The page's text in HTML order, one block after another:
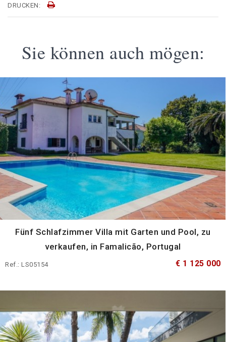
DRUCKEN:
Sie können auch mögen:
Fünf Schlafzimmer Villa mit Garten und Pool, zu
verkaufen, in Famalicão, Portugal
Ref.: LS05154 € 1 125 000